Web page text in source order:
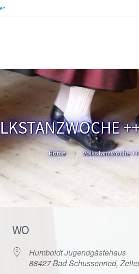
Home Volkstanzwoche
WO
Humboldt Jugendgästehaus
88427 Bad Schussenried,